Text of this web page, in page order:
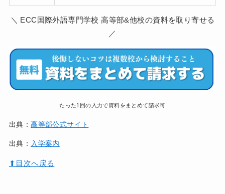
＼ ECC国際外語専門学校 高等部&他校の資料を取り寄せる
／
たった1回の入力で資料をまとめて請求可
出典：高等部公式サイト
出典： 入学案内
⬆︎目次へ戻る